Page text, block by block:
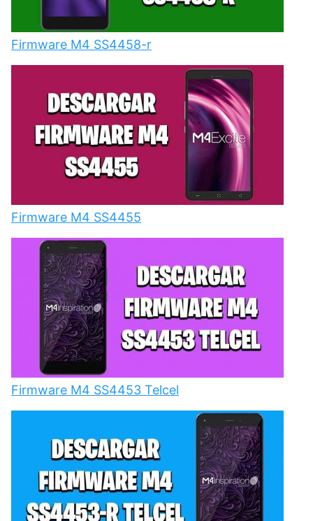
Firmware M4 SS4458-r
Firmware M4 SS4455
Firmware M4 SS4453 Telcel